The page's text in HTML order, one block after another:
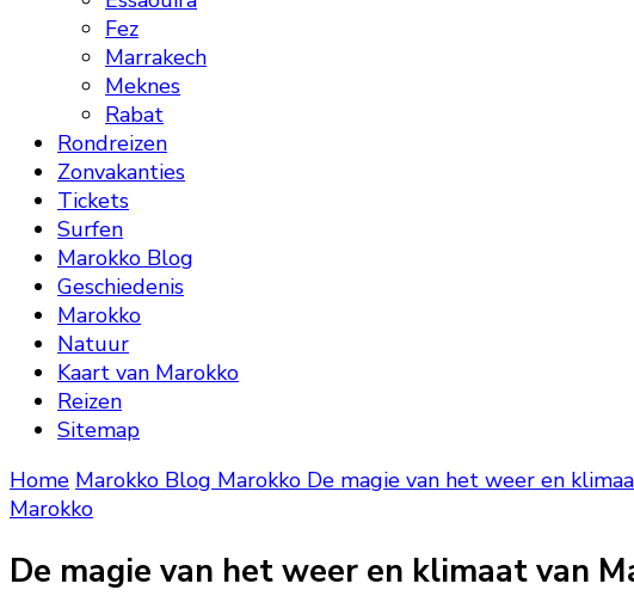
Fez
Marrakech
Meknes
Rabat
Rondreizen
Zonvakanties
Tickets
Surfen
Marokko Blog
Geschiedenis
Marokko
Natuur
Kaart van Marokko
Reizen
Sitemap
Home Marokko Blog Marokko De magie van het weer en
Marokko
De magie van het weer en klimaat van